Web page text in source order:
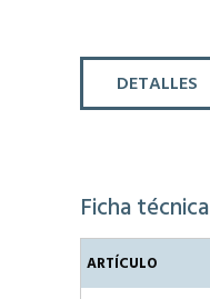
DETALLES
Ficha técnica
ARTÍCULO